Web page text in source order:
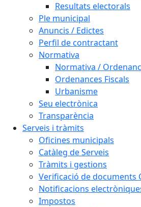
Resultats electorals
Ple municipal
Anuncis / Edictes
Perfil de contractant
Normativa
Normativa /
Ordenances Fiscals
Urbanisme
Seu electrònica
Transparència
Serveis i tràmits
Oficines municipals
Catàleg de Serveis
Tràmits i gestions
Verificació de documents
Notificacions
Impostos